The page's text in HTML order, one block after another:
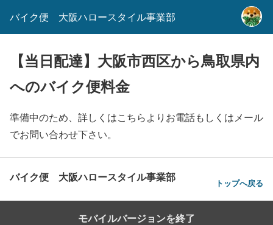
バイク便 大阪ハロースタイル事業部
【当日配達】大阪市西区から鳥取県内
へのバイク便料金
準備中のため、詳しくはこちらよりお電話もしくはメール
でお問い合わせ下さい。
バイク便 大阪ハロースタイル事業部 トップへ戻る
モバイルバージョンを終了